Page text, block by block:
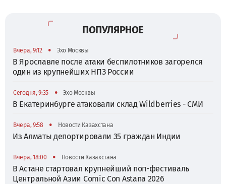
ПОПУЛЯРНОЕ
Вчера, 9:12 • Эхо Москвы
В Ярославле после атаки беспилотников загорелся
один из крупнейших НПЗ России
Сегодня, 9:35 • Эхо Москвы
В Екатеринбурге атаковали склад Wildberries - СМИ
Вчера, 9:58 • Новости Казахстана
Из Алматы депортировали 35 граждан Индии
Вчера, 18:00 • Новости Казахстана
В Астане стартовал крупнейший поп-фестиваль
Центральной Азии Comic Con Astana 2026